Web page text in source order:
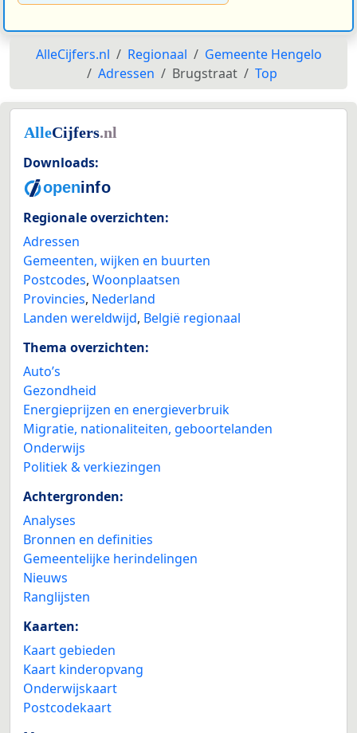
AlleCijfers.nl Regionaal
Gemeente Hengelo
Adressen
Brugstraat Top
Downloads:
Regionale overzichten:
Adressen
Gemeenten, wijken en buurten
Postcodes, Woonplaatsen
Provincies, Nederland
Landen wereldwijd, België regionaal
Thema overzichten:
Auto’s
Gezondheid
Energieprijzen en energieverbruik
Migratie, nationaliteiten, geboortelanden
Onderwijs
Politiek & verkiezingen
Achtergronden:
Analyses
Bronnen en definities
Gemeentelijke herindelingen
Nieuws
Ranglijsten
Kaarten:
Kaart gebieden
Kaart kinderopvang
Onderwijskaart
Postcodekaart